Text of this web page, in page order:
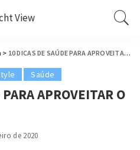
> 10 DICAS DE SAÚDE PARA APROVEITAR O VERÃO
Saúde
APROVEITAR O
de 2020